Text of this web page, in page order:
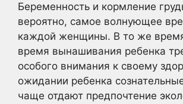
Беременность и кормление
вероятно, самое волнующее
каждой женщины. В то же
время вынашивания ребенка
особого внимания к своему
ожидании ребенка
чаще отдают предпочтение